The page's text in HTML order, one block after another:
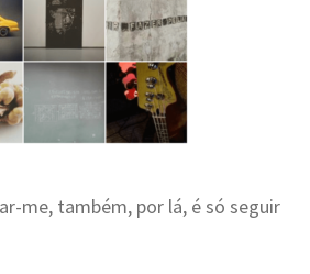
me, também, por lá, é só seguir